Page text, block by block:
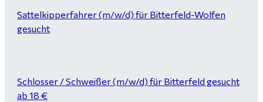
Sattelkipperfahrer (m/w/d) für Bitterfeld-Wolfen
gesucht
Schlosser / Schweißer (m/w/d) für Bitterfeld gesucht
ab 18 €